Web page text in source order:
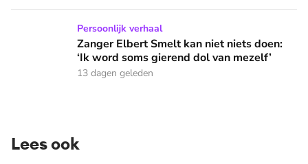
Zanger Elbert Smelt kan niet niets doen: ‘Ik word soms
Persoonlijk verhaal
Zanger Elbert Smelt kan niet niets doen:
‘Ik word soms gierend dol van mezelf’
13 dagen geleden
Lees ook